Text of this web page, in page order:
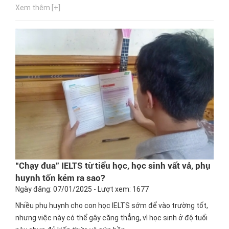
Xem thêm [+]
“Chạy đua” IELTS từ tiểu học, học sinh vất vả, phụ
huynh tốn kém ra sao?
Ngày đăng: 07/01/2025 - Lượt xem: 1677
Nhiều phụ huynh cho con học IELTS sớm để vào trường tốt,
nhưng việc này có thể gây căng thẳng, vì học sinh ở độ tuổi